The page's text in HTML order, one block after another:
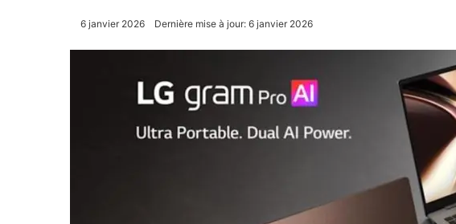
6 janvier 2026 Dernière mise à jour: 6 janvier 2026